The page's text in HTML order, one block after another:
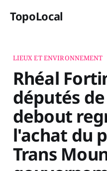
TopoLocal
LIEUX ET ENVIRONNEMENT
Rhéal
députés
debout
l'achat du
Trans